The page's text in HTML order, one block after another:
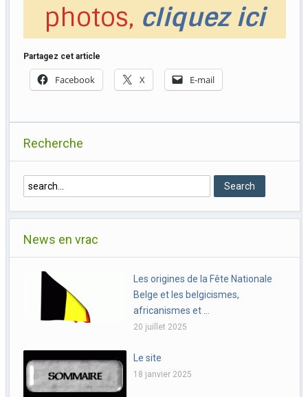
photos, cliquez ici
Partagez cet article
Facebook X E-mail
Recherche
News en vrac
Les origines de la Fête Nationale
Belge et les belgicismes,
africanismes et …
20 juillet 2025
Le site
18 janvier 2025